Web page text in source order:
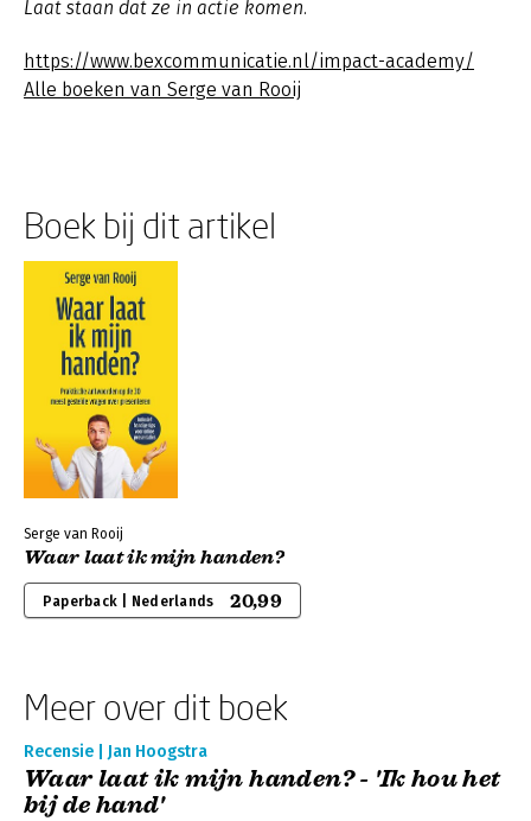
Laat staan dat ze in actie komen.
https://www.bexcommunicatie.nl/impact-academy/
Alle boeken van Serge van Rooij
Boek bij dit artikel
Serge van Rooij
Waar laat ik mijn handen?
Paperback | Nederlands 20,99
Meer over dit boek
Recensie | Jan Hoogstra
Waar laat ik mijn handen? - 'Ik hou het
bij de hand'